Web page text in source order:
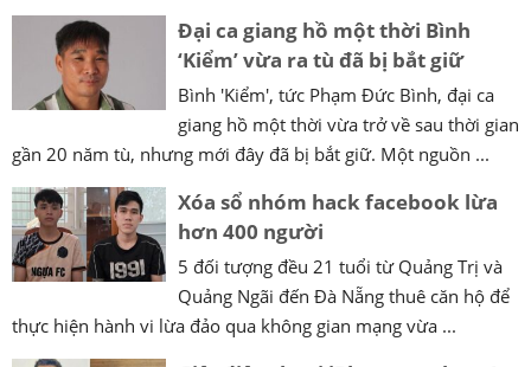
Đại ca giang hồ một thời Bình
‘Kiểm’ vừa ra tù đã bị bắt giữ
Bình 'Kiểm', tức Phạm Đức Bình, đại ca
giang hồ một thời vừa trở về sau thời gian
gần 20 năm tù, nhưng mới đây đã bị bắt giữ. Một nguồn ...
Xóa sổ nhóm hack facebook lừa
hơn 400 người
5 đối tượng đều 21 tuổi từ Quảng Trị và
Quảng Ngãi đến Đà Nẵng thuê căn hộ để
thực hiện hành vi lừa đảo qua không gian mạng vừa ...